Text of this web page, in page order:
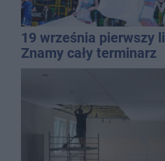
19 września pierwszy
Znamy cały terminarz